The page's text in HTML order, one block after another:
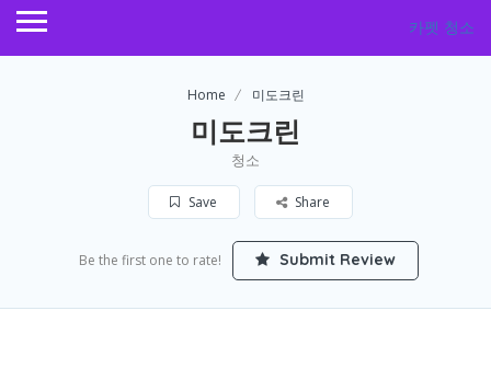
카펫 청소
Home 미도크린
미도크린
청소
Save Share
Be the first one to rate! Submit Review